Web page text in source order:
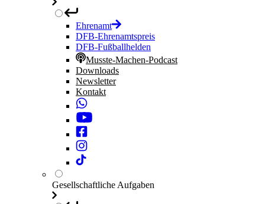
Ehrenamt
DFB-Ehrenamtspreis
DFB-Fußballhelden
Musste-Machen-Podcast
Downloads
Newsletter
Kontakt
Gesellschaftliche Aufgaben